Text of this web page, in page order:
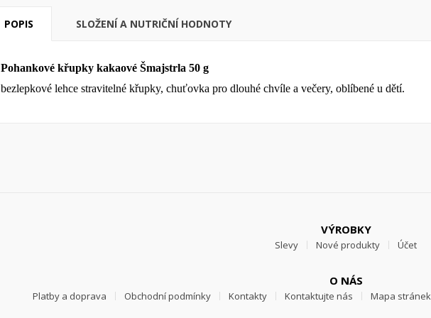
POPIS SLOŽENÍ A NUTRIČNÍ HODNOTY
Pohankové křupky kakaové Šmajstrla 50 g
bezlepkové lehce stravitelné křupky, chuťovka pro dlouhé chvíle a večery, oblíbené u dětí.
VÝROBKY
Slevy Nové produkty Účet
O NÁS
Platby a doprava Obchodní podmínky Kontakty Kontaktujte nás Mapa stránek